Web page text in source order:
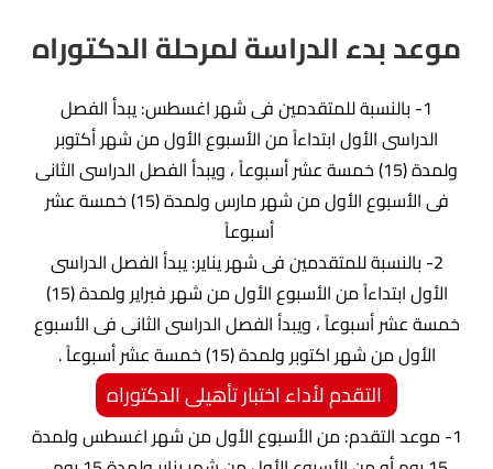
موعد بدء الدراسة لمرحلة الدكتوراه
1- بالنسبة للمتقدمين فى شهر اغسطس: يبدأ الفصل
الدراسى الأول ابتداءاً من الأسبوع الأول من شهر أكتوبر
ولمدة (15) خمسة عشر أسبوعاً ، ويبدأ الفصل الدراسى الثانى
فى الأسبوع الأول من شهر مارس ولمدة (15) خمسة عشر
أسبوعاً
2- بالنسبة للمتقدمين فى شهر يناير: يبدأ الفصل الدراسى
الأول ابتداءاً من الأسبوع الأول من شهر فبراير ولمدة (15)
خمسة عشر أسبوعاً ، ويبدأ الفصل الدراسى الثانى فى الأسبوع
الأول من شهر اكتوبر ولمدة (15) خمسة عشر أسبوعاً .
التقدم لأداء اختبار تأهيلى الدكتوراه
1- موعد التقدم: من الأسبوع الأول من شهر اغسطس ولمدة